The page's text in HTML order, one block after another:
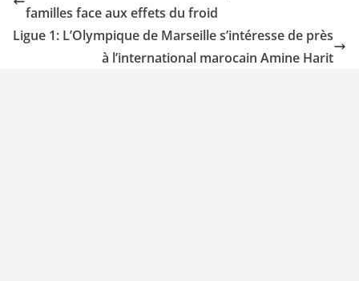
familles face aux effets du froid
Ligue 1: L’Olympique de Marseille s’intéresse de près
à l’international marocain Amine Harit